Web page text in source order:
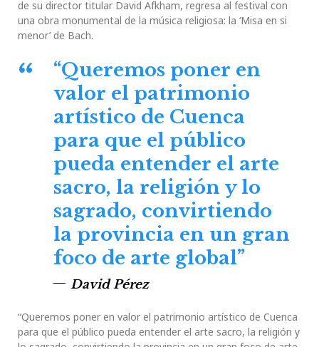
de su director titular David Afkham, regresa al festival con
una obra monumental de la música religiosa: la ‘Misa en si
menor’ de Bach.
“Queremos poner en
valor el patrimonio
artístico de Cuenca
para que el público
pueda entender el arte
sacro, la religión y lo
sagrado, convirtiendo
la provincia en un gran
foco de arte global”
David Pérez
“Queremos poner en valor el patrimonio artístico de Cuenca
para que el público pueda entender el arte sacro, la religión y